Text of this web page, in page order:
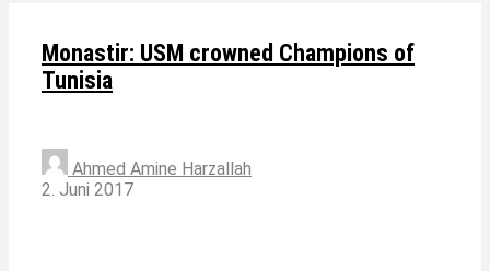
Monastir: USM crowned Champions of
Tunisia
Ahmed Amine Harzallah
2. Juni 2017